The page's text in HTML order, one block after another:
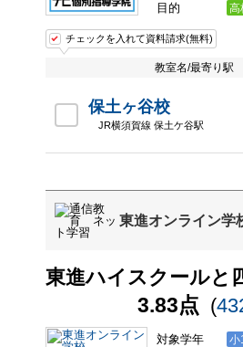
目的 高
チェックを入れて資料請求(無料)
教室名/最寄り駅
保土ヶ谷校
JR横須賀線 保土ケ谷駅
東進オンライン学
東進ハイスクールと
3.83点 (
対象学年 小